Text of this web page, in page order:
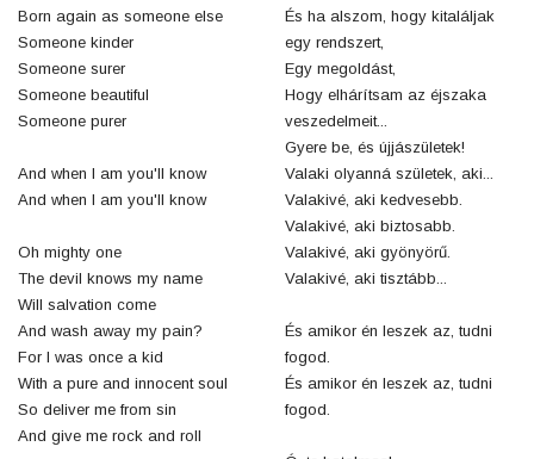
Born again as someone else
Someone kinder
Someone surer
Someone beautiful
Someone purer
And when I am you'll know
And when I am you'll know
Oh mighty one
The devil knows my name
Will salvation come
And wash away my pain?
For I was once a kid
With a pure and innocent soul
So deliver me from sin
And give me rock and roll
És ha alszom, hogy kitaláljak
egy rendszert,
Egy megoldást,
Hogy elhárítsam az éjszaka
veszedelmeit...
Gyere be, és újjászületek!
Valaki olyanná születek, aki...
Valakivé, aki kedvesebb.
Valakivé, aki biztosabb.
Valakivé, aki gyönyörű.
Valakivé, aki tisztább...
És amikor én leszek az, tudni
fogod.
És amikor én leszek az, tudni
fogod.